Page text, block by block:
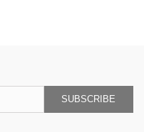
SUBSCRIBE